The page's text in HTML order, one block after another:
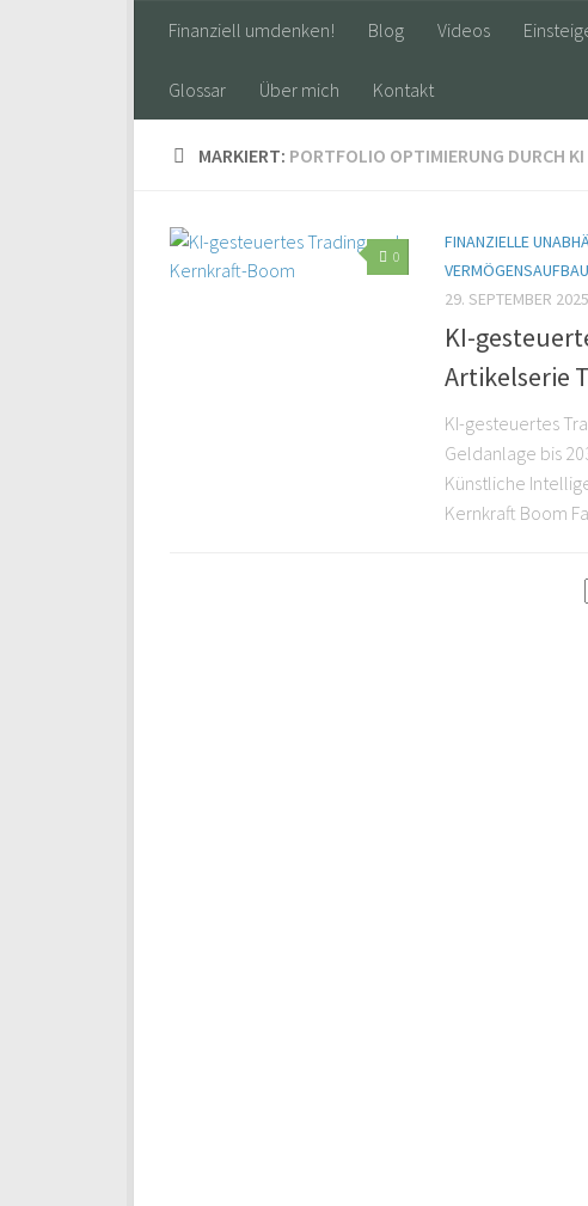
Finanziell umdenken! Blog Videos
Glossar Über mich Kontakt
MARKIERT: PORTFOLIO OPTIMIERUNG DURCH KI
0
FINANZIELLE
VERMÖGENSAUFBAU
29. SEPTEMBER 2025
KI-
Artikelserie
KI-gesteuertes
Geldanlage bis
Künstliche
Kernkraft Boom